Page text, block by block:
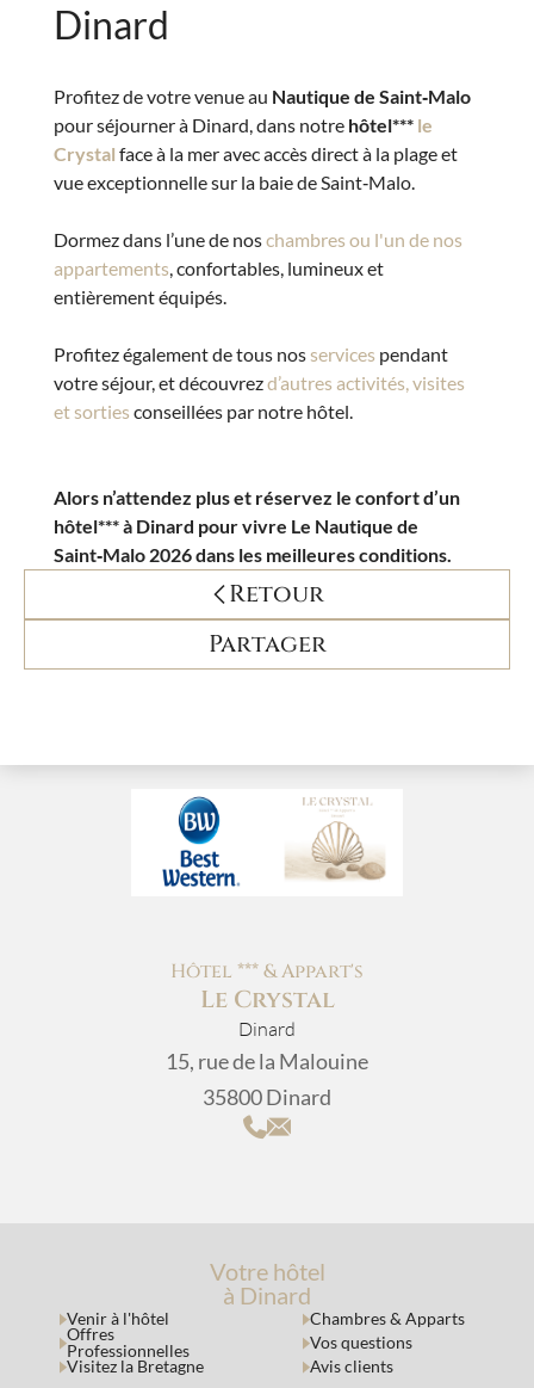
Dinard
Profitez de votre venue au Nautique de Saint‑Malo
pour séjourner à Dinard, dans notre hôtel*** le
Crystal face à la mer avec accès direct à la plage et
vue exceptionnelle sur la baie de Saint‑Malo.
Dormez dans l’une de noschambres ou l'un de nos
appartements, confortables, lumineux et
entièrement équipés.
Profitez également de tous nos services pendant
votre séjour, et découvrezd’autres activités, visites
et sorties conseillées par notre hôtel.
Alors n’attendez plus et réservez le confort d’un
hôtel*** à Dinard pour vivre Le Nautique de
Saint‑Malo 2026 dans les meilleures conditions.
Retour
Partager
Hôtel *** & Appart's
Le Crystal
Dinard
15, rue de la Malouine
35800 Dinard
Votre hôtel
à Dinard
Venir à l'hôtel Chambres & Apparts
Offres
Professionnelles
Vos questions
Visitez la Bretagne
Avis clients